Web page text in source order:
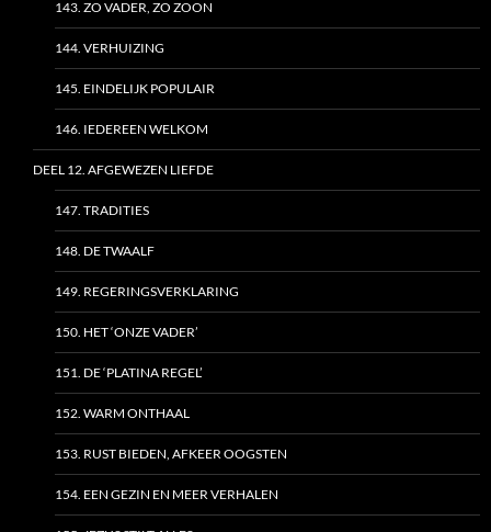
143. ZO VADER, ZO ZOON
144. VERHUIZING
145. EINDELIJK POPULAIR
146. IEDEREEN WELKOM
DEEL 12. AFGEWEZEN LIEFDE
147. TRADITIES
148. DE TWAALF
149. REGERINGSVERKLARING
150. HET ‘ONZE VADER’
151. DE ‘PLATINA REGEL’
152. WARM ONTHAAL
153. RUST BIEDEN, AFKEER OOGSTEN
154. EEN GEZIN EN MEER VERHALEN